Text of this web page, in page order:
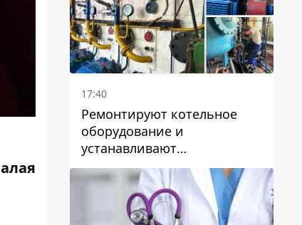
17:40
Ремонтируют котельное
оборудование и
устанавливают
генераторные установки:
как в Днепре готовятся к
отопительному сезону